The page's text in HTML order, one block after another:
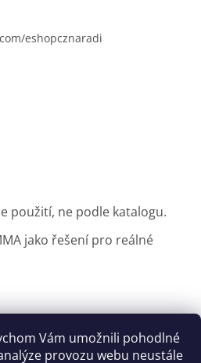
Vám umožnili pohodlné
provozu webu neustále
eshopcznaradi
použití, ne podle katalogu.
jako řešení pro reálné
Nakupovani Možností platby
svářečky